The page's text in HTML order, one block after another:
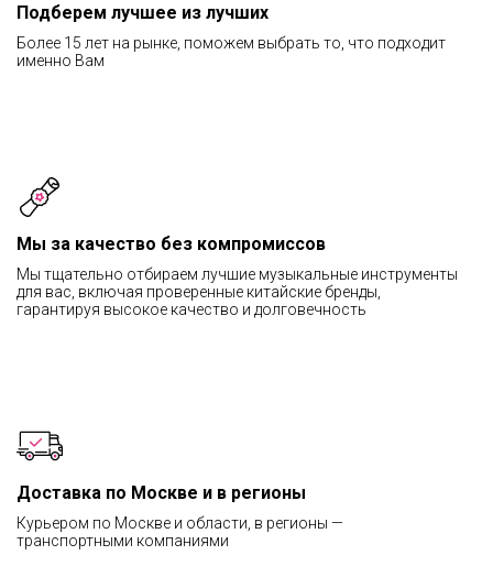
Подберем лучшее из лучших
Более 15 лет на рынке, поможем выбрать то, что подходит
именно Вам
Мы за качество без компромиссов
Мы тщательно отбираем лучшие музыкальные инструменты
для вас, включая проверенные китайские бренды,
гарантируя высокое качество и долговечность
Доставка по Москве и в регионы
Курьером по Москве и области, в регионы —
транспортными компаниями